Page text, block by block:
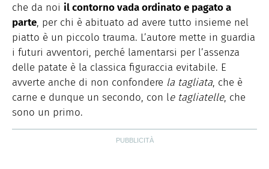
che da noi il contorno vada ordinato e pagato a
parte, per chi è abituato ad avere tutto insieme nel
piatto è un piccolo trauma. L’autore mette in guardia
i futuri avventori, perché lamentarsi per l’assenza
delle patate è la classica figuraccia evitabile. E
avverte anche di non confondere la tagliata, che è
carne e dunque un secondo, con le tagliatelle, che
sono un primo.